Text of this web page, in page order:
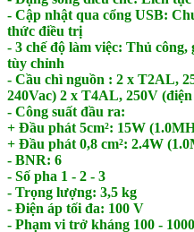
​- Cập nhật qua cổng USB:
thức điều trị
- 3 chế độ làm việc: Thủ
tùy chỉnh
- Cầu chì nguồn : 2 x T2AL,
240Vac) 2 x T4AL, 250V
- Công suất đầu ra:
+ Đầu phát 5cm²: 15W
+ Đầu phát 0,8 cm²: 2.4W
- BNR: 6
- Số pha 1 - 2 - 3
- Trọng lượng: 3,5 kg
- Điện áp tối đa: 100 V
​- Phạm vi trở kháng 100 -